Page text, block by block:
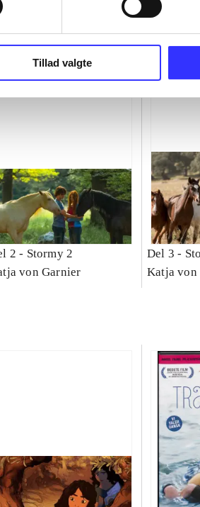
Tillad valgte
2 - Stormy 2
von Garnier
Del 3 -
Katja von